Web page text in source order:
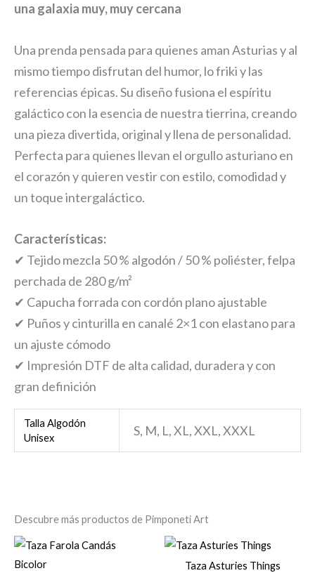
una galaxia muy, muy cercana
Una prenda pensada para quienes aman Asturias y al
mismo tiempo disfrutan del humor, lo friki y las
referencias épicas. Su diseño fusiona el espíritu
galáctico con la esencia de nuestra tierrina, creando
una pieza divertida, original y llena de personalidad.
Perfecta para quienes llevan el orgullo asturiano en
el corazón y quieren vestir con estilo, comodidad y
un toque intergaláctico.
Características:
✔ Tejido mezcla 50 % algodón / 50 % poliéster, felpa
perchada de 280 g/m²
✔ Capucha forrada con cordón plano ajustable
✔ Puños y cinturilla en canalé 2×1 con elastano para
un ajuste cómodo
✔ Impresión DTF de alta calidad, duradera y con
gran definición
Talla Algodón
Unisex
S, M, L, XL, XXL, XXXL
Descubre más productos de Pimponeti Art
Taza Asturies Things